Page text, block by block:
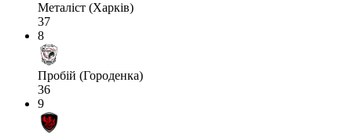
Металіст (Харків)
37
8
Пробій (Городенка)
36
9